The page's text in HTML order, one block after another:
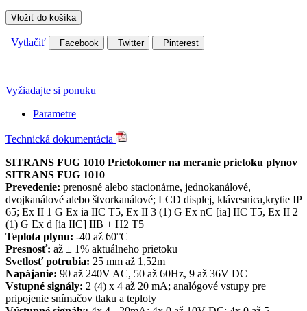
Vložiť do košíka
Vytlačiť Facebook Twitter Pinterest
Vyžiadajte si ponuku
Parametre
Technická dokumentácia
SITRANS FUG 1010 Prietokomer na meranie prietoku plynov
SITRANS FUG 1010
Prevedenie: prenosné alebo stacionárne, jednokanálové,
dvojkanálové alebo štvorkanálové; LCD displej, klávesnica,krytie IP
65; Ex II 1 G Ex ia IIC T5, Ex II 3 (1) G Ex nC [ia] IIC T5, Ex II 2
(1) G Ex d [ia IIC] IIB + H2 T5
Teplota plynu: -40 až 60°C
Presnosť: až ± 1% aktuálneho prietoku
Svetlosť potrubia: 25 mm až 1,52m
Napájanie: 90 až 240V AC, 50 až 60Hz, 9 až 36V DC
Vstupné signály: 2 (4) x 4 až 20 mA; analógové vstupy pre
pripojenie snímačov tlaku a teploty